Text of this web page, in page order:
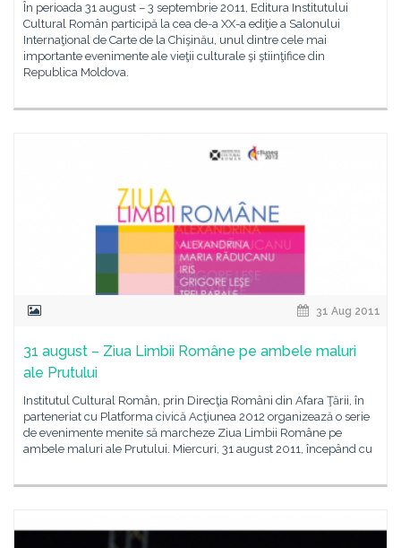
În perioada 31 august – 3 septembrie 2011, Editura Institutului
Cultural Român participă la cea de-a XX-a ediţie a Salonului
Internaţional de Carte de la Chişinău, unul dintre cele mai
importante evenimente ale vieţii culturale şi ştiinţifice din
Republica Moldova.
31 Aug 2011
31 august – Ziua Limbii Române pe ambele maluri
ale Prutului
Institutul Cultural Român, prin Direcţia Români din Afara Ţării, în
parteneriat cu Platforma civică Acţiunea 2012 organizează o serie
de evenimente menite să marcheze Ziua Limbii Române pe
ambele maluri ale Prutului. Miercuri, 31 august 2011, începând cu